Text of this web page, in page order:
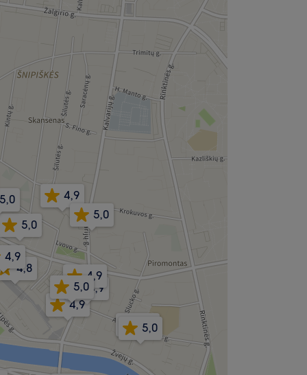
5,0
4,9
4,9
4,9
4,9
5,0
5,0
5,0
4,8
5,0
5,0
4,9